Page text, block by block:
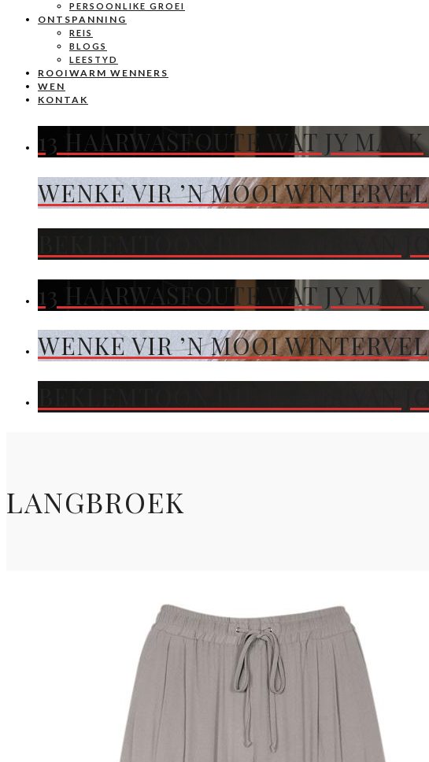
PERSOONLIKE GROEI
ONTSPANNING
REIS
BLOGS
LEESTYD
ROOIWARM WENNERS
WEN
KONTAK
13 HAARWASFOUTE WAT JY MAAK
WENKE VIR ’N MOOI WINTERVEL
13 HAARWASFOUTE WAT JY MAAK
WENKE VIR ’N MOOI WINTERVEL
LANGBROEK